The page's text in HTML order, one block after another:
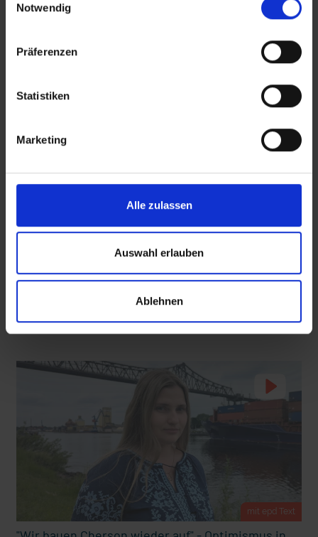
Notwendig
Präferenzen
Statistiken
Marketing
Alle zulassen
Auswahl erlauben
Ablehnen
In Sicherheit in Deutschland, in Gedanken im Krieg
Nachhaltige Geldanlage: Rendite mit gutem Gewissen?
Nachhaltige Geldanlage: Rendite mit gutem Gewissen?
Diese Beiträge könnten Sie auch
interessieren
Seelsorge für Trucker: "Könige der Landstraße"
oder "Deppen der Nation"?
2:55
mit epd Text